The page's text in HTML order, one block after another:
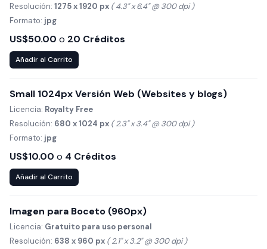
Resolución: 1275 x 1920 px ( 4.3" x 6.4" @ 300 dpi )
Formato: jpg
US$50.00 o 20 Créditos
Añadir al Carrito
Small 1024px Versión Web (Websites y blogs)
Licencia: Royalty Free
Resolución: 680 x 1024 px ( 2.3" x 3.4" @ 300 dpi )
Formato: jpg
US$10.00 o 4 Créditos
Añadir al Carrito
Imagen para Boceto (960px)
Licencia: Gratuito para uso personal
Resolución: 638 x 960 px ( 2.1" x 3.2" @ 300 dpi )